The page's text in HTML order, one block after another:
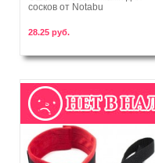
В корзину
сосков от Notabu
28.25 руб.